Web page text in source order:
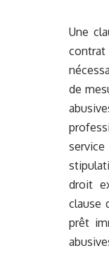
Une
de
droit
clause
prêt